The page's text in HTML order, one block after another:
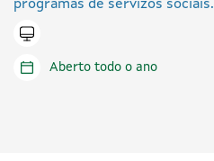
programas de servizos sociais.
Tramitar en liña
Aberto todo o ano